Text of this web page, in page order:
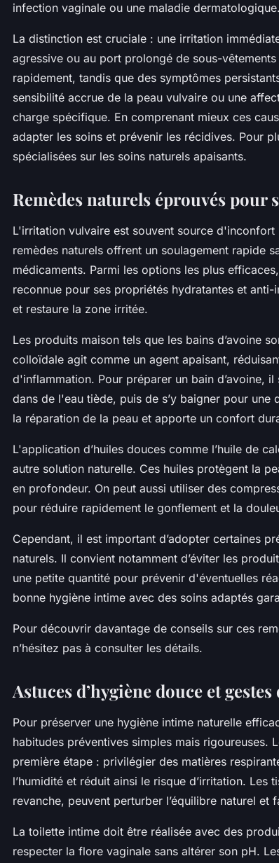
infection vaginale ou une maladie dermatologique.
La distinction est cruciale : une irritation
agressive ou au port prolongé de sous-
rapidement, tandis que des symptômes
sensibilité accrue de la peau vulvaire ou une
charge spécifique. En comprenant mieux ces
adapter les soins et prévenir les récidives. Pour
spécialisées sur les soins naturels apaisants.
Remèdes naturels éprouvés
L'irritation vulvaire est souvent source d'inconfort
remèdes naturels offrent un soulagement rapide
médicaments. Parmi les options les plus
reconnue pour ses propriétés hydratantes et
et restaure la zone irritée.
Les produits maison tels que les bains d’avoine
colloïdale agit comme un agent apaisant,
d'inflammation. Pour préparer un bain d’avoine,
dans de l'eau tiède, puis de s’y baigner pour
la réparation de la peau et apporte un confort
L'application d’huiles douces comme l’huile de
autre solution naturelle. Ces huiles protègent la
en profondeur. On peut aussi utiliser des
pour réduire rapidement le gonflement et la
Cependant, il est important d’adopter certaines
naturels. Il convient notamment d’éviter les
une petite quantité pour prévenir d'éventuelles
bonne hygiène intime avec des soins adaptés
Pour découvrir davantage de conseils sur ces
n’hésitez pas à consulter les détails.
Astuces d’hygiène douce et
Pour préserver une hygiène intime naturelle
habitudes préventives simples mais rigoureuses.
première étape : privilégier des matières
l’humidité et réduit ainsi le risque d’irritation. Les
revanche, peuvent perturber l’équilibre naturel et
La toilette intime doit être réalisée avec des
respecter la flore vaginale sans altérer son pH.